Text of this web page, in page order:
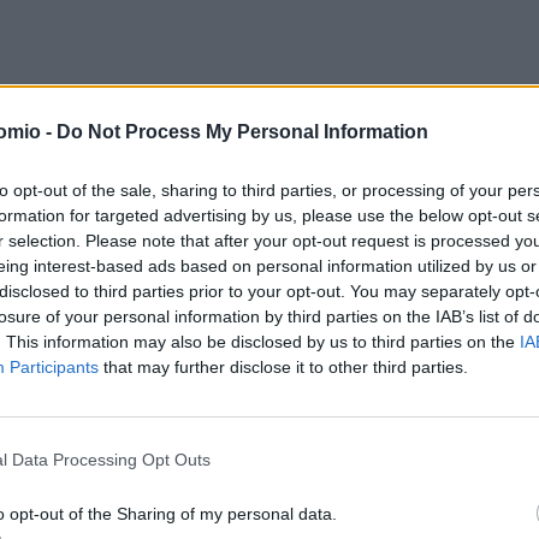
- Do Not Process My Personal Information
opt-out of the sale, sharing to third parties, or processing of your
for targeted advertising by us, please use the below opt-out
selection. Please note that after your opt-out request is processed
interest-based ads based on personal information utilized by us
to third parties prior to your opt-out. You may separately
of your personal information by third parties on the IAB’s list of
This information may also be disclosed by us to third parties on the
Participants that may further disclose it to other third parties.
Data Processing Opt Outs
opt-out of the Sharing of my personal data.
μετέδιδε:
επιβεβαίωσε σήμερα,Παρασκευή 8 Μαΐου, ότι θα
για τη χειμερινή περίοδο του 2026. Η εξέλιξη αυτή
του ιρλανδικού αερομεταφορέα, η οποία συνεπάγεται
κατά 45% για την προσεχή χειμερινή περίοδο, την
, απομάκρυνση 3 αεροσκαφών
από τη Θεσσαλονίκη
Χανίων και Ηρακλείου κατά τη χαμηλή τουριστική περίοδο.
Τύπου, ο εμπορικός διευθυντής της εταιρείας,
της διαχειρίστριας εταιρείας των 14 περιφερειακών